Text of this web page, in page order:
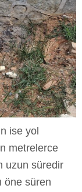
ise yol
metrelerce
uzun süredir
öne süren